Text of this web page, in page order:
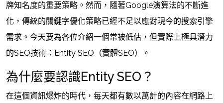
牌知名度的重要策略。然而，隨著Google演算法的不斷進
化，傳統的關鍵字優化策略已經不足以應對現今的搜索引擎
需求。今天要為各位介紹一個常被低估，但實際上極具潛力
的SEO技術：Entity SEO（實體SEO）。
為什麼要認識Entity SEO？
在這個資訊爆炸的時代，每天都有數以萬計的內容在網路上